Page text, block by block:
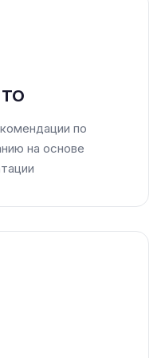
ТО
по
на основе